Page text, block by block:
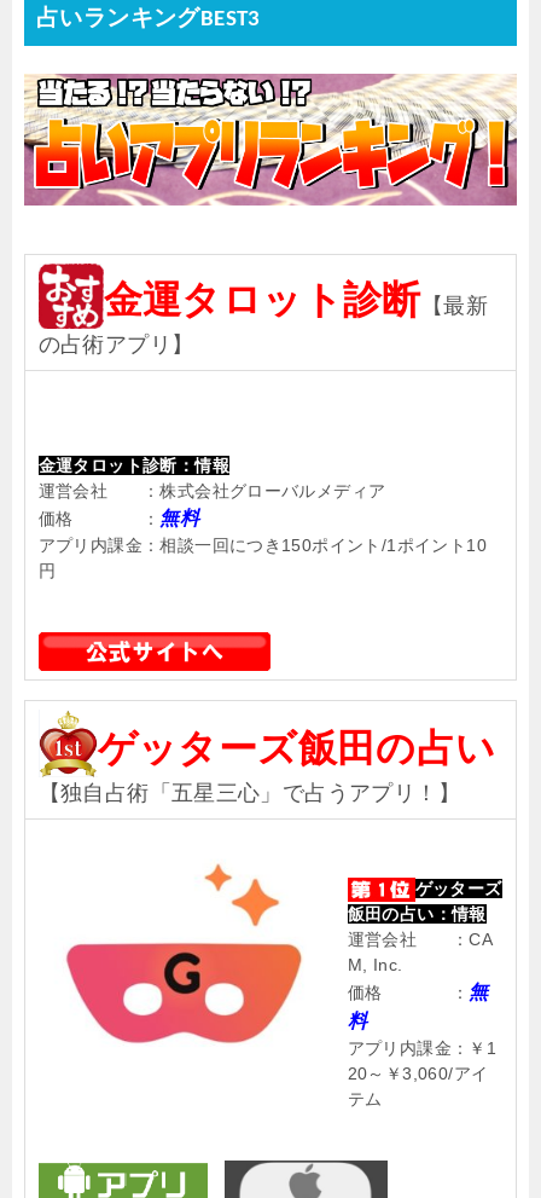
占いランキングBEST3
金運タロット診断 【最新
の占術アプリ】
金運タロット診断：情報
運営会社 ：株式会社グローバルメディア
価格 ： 無料
アプリ内課金：相談一回につき150ポイント/1ポイント10
円
ゲッターズ飯田の占い
【独自占術「五星三心」で占うアプリ！】
ゲッターズ
飯田の占い：情報
運営会社 ：CA
M, Inc.
価格 ： 無
料
アプリ内課金：￥1
20～￥3,060/アイ
テム